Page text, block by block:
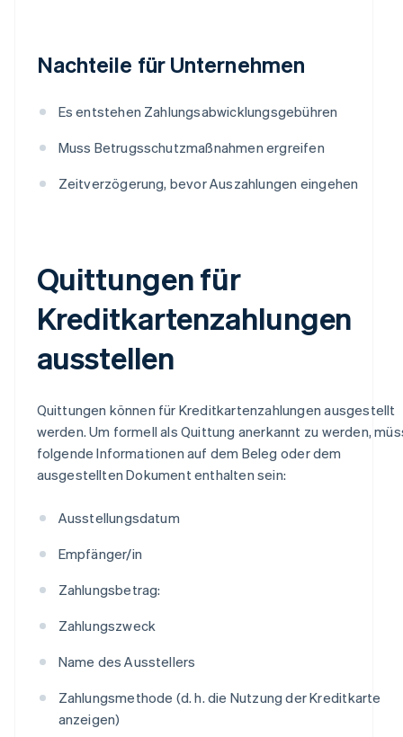
Nachteile für Unternehmen
Es entstehen Zahlungsabwicklungsgebühren
Muss Betrugsschutzmaßnahmen ergreifen
Zeitverzögerung, bevor Auszahlungen eingehen
Quittungen für
Kreditkartenzahlungen
ausstellen
Quittungen können für Kreditkartenzahlungen ausgestellt
werden. Um formell als Quittung anerkannt zu werden,
folgende Informationen auf dem Beleg oder dem
ausgestellten Dokument enthalten sein:
Ausstellungsdatum
Empfänger/in
Zahlungsbetrag:
Zahlungszweck
Name des Ausstellers
Zahlungsmethode (d. h. die Nutzung der Kreditkarte
anzeigen)